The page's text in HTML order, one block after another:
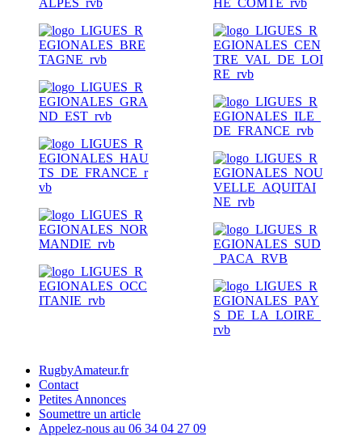
RugbyAmateur.fr
Contact
Petites Annonces
Soumettre un article
Appelez-nous au 06 34 04 27 09